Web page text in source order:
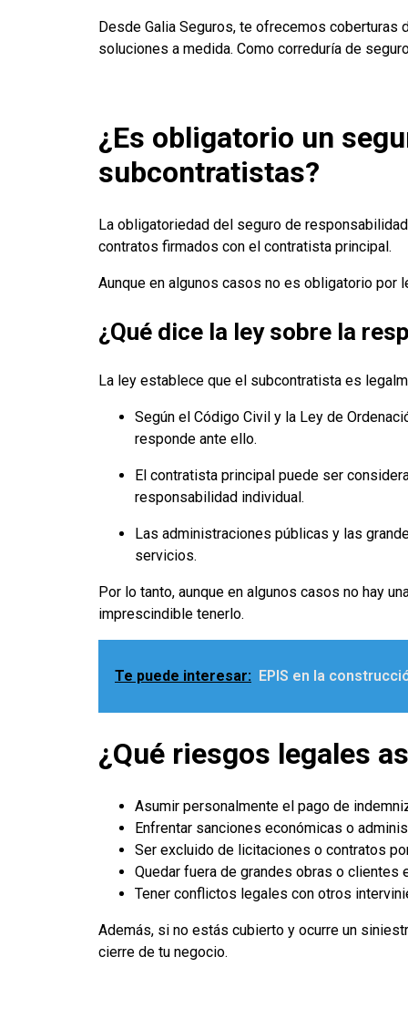
Desde Galia Seguros, te ofrecemos
soluciones a medida. Como correduría de
¿Es obligatorio un
subcontratistas?
La obligatoriedad del seguro de
contratos firmados con el contratista principal.
Aunque en algunos casos no es obligatorio por
¿Qué dice la ley sobre la
La ley establece que el subcontratista es
Según el Código Civil y la Ley de
responde ante ello.
El contratista principal puede ser
responsabilidad individual.
Las administraciones públicas y las
servicios.
Por lo tanto, aunque en algunos casos no hay
imprescindible tenerlo.
Te puede interesar: EPIS en la
¿Qué riesgos legales
Asumir personalmente el pago de
Enfrentar sanciones económicas o
Ser excluido de licitaciones o contratos
Quedar fuera de grandes obras o clientes
Tener conflictos legales con otros
Además, si no estás cubierto y ocurre un
cierre de tu negocio.